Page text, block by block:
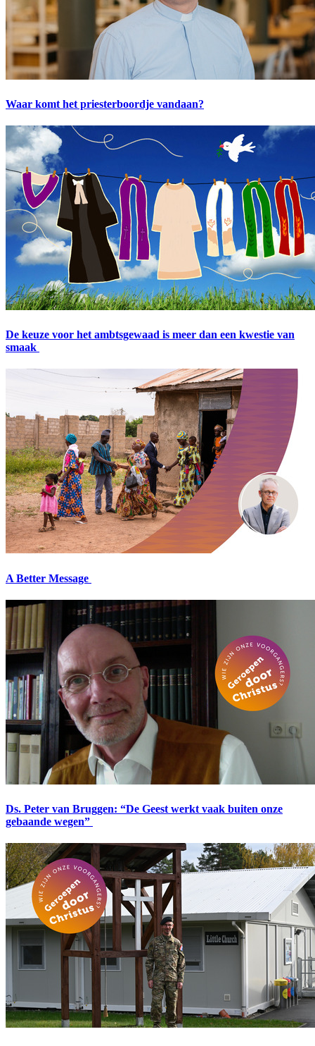
Waar komt het priesterboordje vandaan?
De keuze voor het ambtsgewaad is meer dan een kwestie van
smaak
A Better Message
Ds. Peter van Bruggen: “De Geest werkt vaak buiten onze
gebaande wegen”